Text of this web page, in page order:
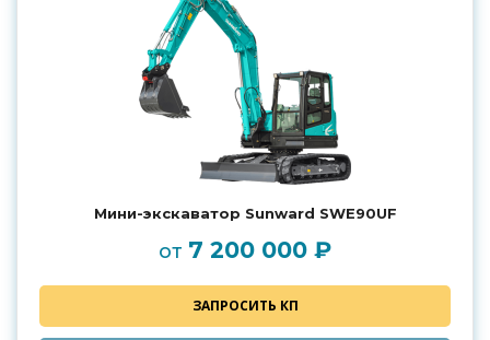
Мини-экскаватор Sunward SWE90UF
от 7 200 000 ₽
ЗАПРОСИТЬ КП